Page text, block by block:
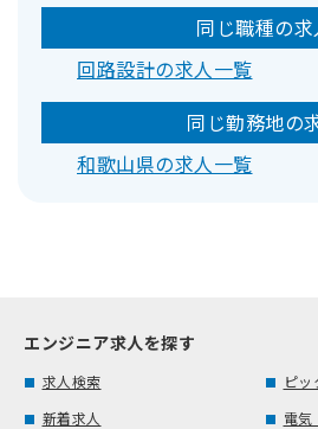
同じ職種の求
回路設計の求人一覧
同じ勤務地の
和歌山県の求人一覧
エンジニア求人を探す
求人検索
ピッ
新着求人
電気